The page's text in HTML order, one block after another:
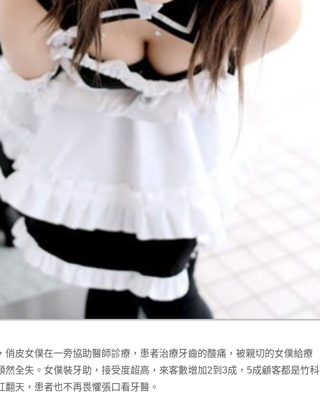
俏皮女僕在一旁協助醫師診療，患者治療牙齒的酸痛，被親切的女僕給療
然全失。女僕裝牙助，接受度超高，來客數增加2到3成，5成顧客都是竹科
翻天，患者也不再畏懼張口看牙醫。